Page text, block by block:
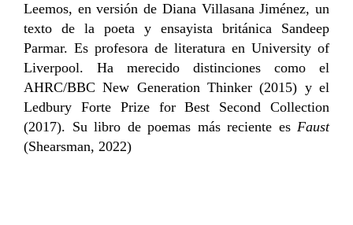
Leemos, en versión de Diana Villasana Jiménez, un
texto de la poeta y ensayista británica Sandeep
Parmar. Es profesora de literatura en University of
Liverpool. Ha merecido distinciones como el
AHRC/BBC New Generation Thinker (2015) y el
Ledbury Forte Prize for Best Second Collection
(2017). Su libro de poemas más reciente es Faust
(Shearsman, 2022)